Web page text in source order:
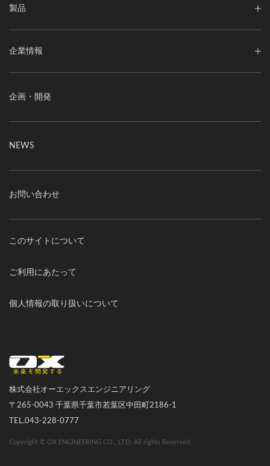
製品
企業情報
企画・開発
NEWS
お問い合わせ
このサイトについて
ご利用にあたって
個人情報の取り扱いについて
株式会社オーエックスエンジニアリング
〒265-0043 千葉県千葉市若葉区中田町2186-1
TEL.043-228-0777
Copyright © OX ENGINEERING CO., LTD. All rights Reserved.